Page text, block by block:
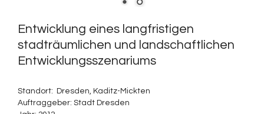
Entwicklung eines langfristigen
stadträumlichen und landschaftlichen
Entwicklungsszenariums
Standort: Dresden, Kaditz-Mickten
Auftraggeber: Stadt Dresden